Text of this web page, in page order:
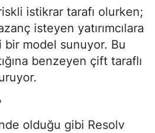
istikrar tarafı olurken;
isteyen yatırımcılara
model sunuyor. Bu
benzeyen çift taraflı
olduğu gibi Resolv